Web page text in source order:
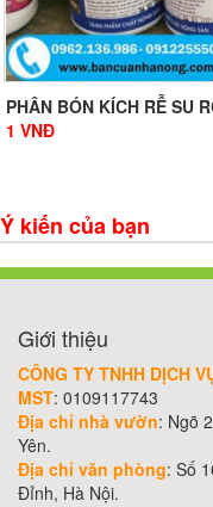
PHÂN BÓN KÍCH RỄ SU
1 VNĐ
Ý kiến của bạn
Giới thiệu
CÔNG TY TNHH DỊCH
MST: 0109117743
Địa chỉ nhà vườn: Ngõ
Yên.
Địa chỉ văn phòng: Số
Đỉnh, Hà Nội.